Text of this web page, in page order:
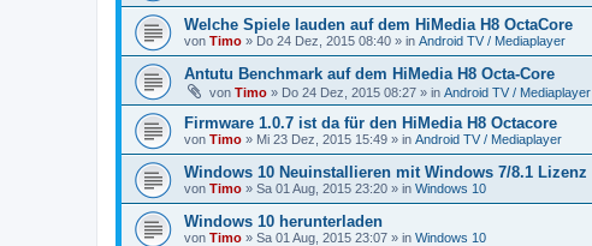
Welche Spiele lauden auf dem HiMedia H8 OctaCore
von Timo » Do 24 Dez, 2015 08:40 » in Android TV / Mediaplayer
Antutu Benchmark auf dem HiMedia H8 Octa-Core
von Timo » Do 24 Dez, 2015 08:27 » in Android TV / Mediaplayer
Firmware 1.0.7 ist da für den HiMedia H8 Octacore
von Timo » Mi 23 Dez, 2015 15:49 » in Android TV / Mediaplayer
Windows 10 Neuinstallieren mit Windows 7/8.1 Lizenz
von Timo » Sa 01 Aug, 2015 23:20 » in Windows 10
Windows 10 herunterladen
von Timo » Sa 01 Aug, 2015 23:07 » in Windows 10